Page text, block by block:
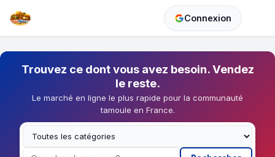
Connexion
Trouvez ce dont vous avez besoin. Vendez
le reste.
Le marché en ligne le plus rapide pour la communauté
tamoule en France.